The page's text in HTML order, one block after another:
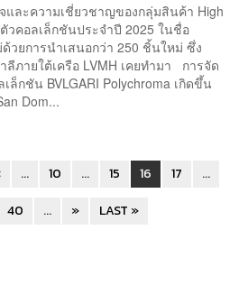
จและความเชี่ยวชาญของกลุ่มสินค้า High
วคอลเล็กชันประจำปี 2025 ในชื่อ
วยการนำเสนอกว่า 250 ชิ้นใหม่ ซึ่ง
ภายใต้เครือ LVMH เคยทำมา การจัด
ล็กชัน BVLGARI Polychroma เกิดขึ้น
Dom...
... 10 ... 15 16 17
...
40 ... » LAST »